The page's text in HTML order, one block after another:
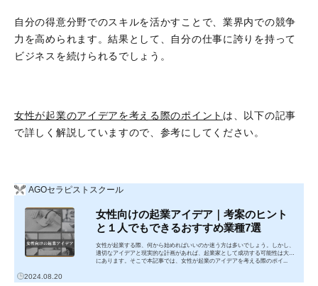
自分の得意分野でのスキルを活かすことで、業界内での競争
力を高められます。結果として、自分の仕事に誇りを持って
ビジネスを続けられるでしょう。
女性が起業のアイデアを考える際のポイント は、以下の記事
で詳しく解説していますので、参考にしてください。
AGOセラピストスクール
女性向けの起業アイデア｜考案のヒント
と１人でもできるおすすめ業種7選
2024.08.20
女性が起業する際、何から始めればいいのか迷う方は多いでしょう。しかし、
適切なアイデアと現実的な計画があれば、起業家として成功する可能性は大い
にあります。そこで本記事では、女性が起業のアイデアを考える際のポイ...